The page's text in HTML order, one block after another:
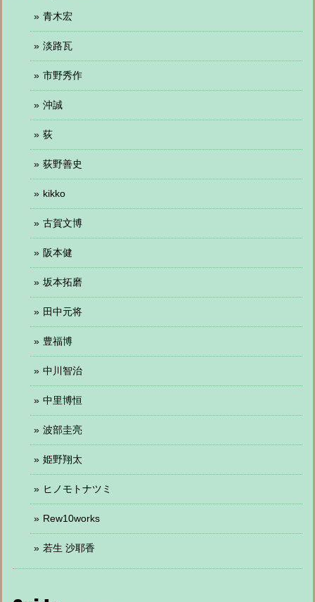
青木宏
淡路瓦
市野秀作
沖誠
荻
荻野善史
kikko
古賀文博
阪本健
坂本拓磨
田中元将
豊福博
中川智治
中里博恒
波部圭亮
姫野翔太
ヒノモトナツミ
Rew10works
若生 沙耶香